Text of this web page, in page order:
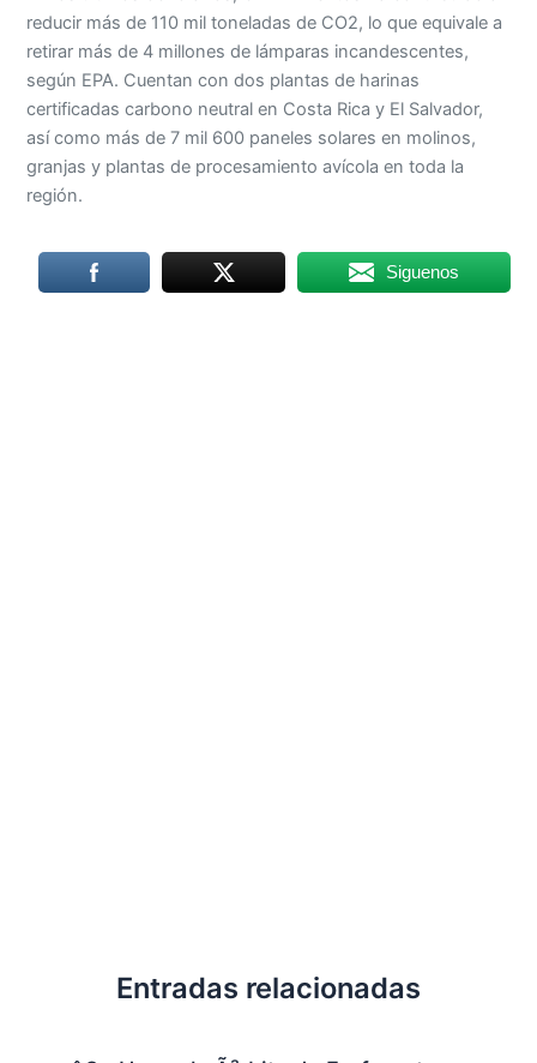
reducir más de 110 mil toneladas de CO2, lo que equivale a
retirar más de 4 millones de lámparas incandescentes,
según EPA. Cuentan con dos plantas de harinas
certificadas carbono neutral en Costa Rica y El Salvador,
así como más de 7 mil 600 paneles solares en molinos,
granjas y plantas de procesamiento avícola en toda la
región.
Siguenos
Entradas relacionadas